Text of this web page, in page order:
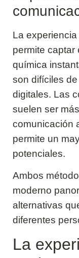
La
permite captar
química
son difíciles
digitales. Las
suelen ser
comunicación
permite un
potenciales.
Ambos
moderno
alternativas
diferentes
La